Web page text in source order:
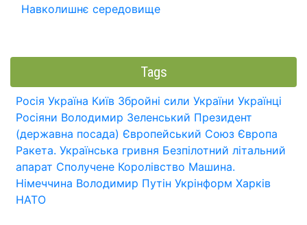
Навколишнє середовище
Tags
Росія Україна Київ Збройні сили України Українці
Росіяни Володимир Зеленський Президент
(державна посада) Європейський Союз Європа
Ракета. Українська гривня Безпілотний літальний
апарат Сполучене Королівство Машина.
Німеччина Володимир Путін Укрінформ Харків
НАТО